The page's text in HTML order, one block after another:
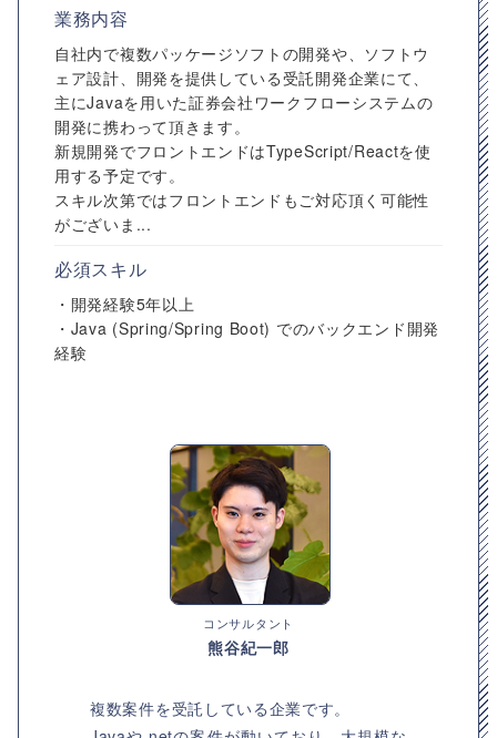
業務内容
自社内で複数パッケージソフトの開発や、ソフトウ
ェア設計、開発を提供している受託開発企業にて、
主にJavaを用いた証券会社ワークフローシステムの
開発に携わって頂きます。
新規開発でフロントエンドはTypeScript/Reactを使
用する予定です。
スキル次第ではフロントエンドもご対応頂く可能性
がございま...
必須スキル
・開発経験5年以上
・Java (Spring/Spring Boot) でのバックエンド開発
経験
コンサルタント
熊谷紀一郎
複数案件を受託している企業です。